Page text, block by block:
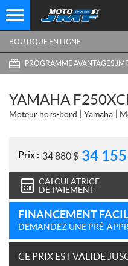
BOUTIQUE EN LIGNE
PROGRAMME AVANTAGES
YAMAHA
Moteur hors-bord Yamaha
Prix : 34 880$ 34 155
CALCULATRICE
DE PAIEMENT
FINANCEMENT
DEMANDEZ UNE PRÉ-
CE PRIX EST VALIDE